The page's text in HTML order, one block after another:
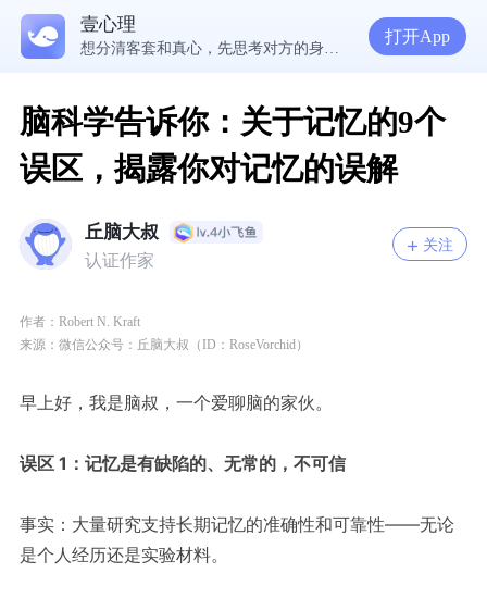
壹心理
打开App
脑科学告诉你：关于记忆的9个
误区，揭露你对记忆的误解
丘脑大叔
认证作家
关注
作者： Robert N. Kraft
来源： 微信公众号：丘脑大叔（ID：RoseVorchid）
早上好，我是脑叔，一个爱聊脑的家伙。
误区 1：记忆是有缺陷的、无常的，不可信
事实：大量研究支持长期记忆的准确性和可靠性——无论
是个人经历还是实验材料。